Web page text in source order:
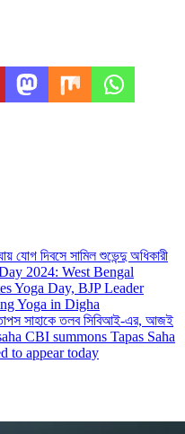
যোগ দিবসে সামিল শুভেন্দু অধিকারী
2024: West Bengal
Yoga Day, BJP Leader
Yoga in Digha
সাহাকে তলব সিবিআই-এর, আজই
saha CBI summons Tapas Saha
to appear today